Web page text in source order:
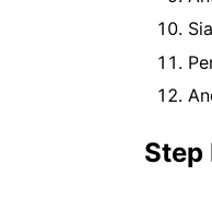
Step